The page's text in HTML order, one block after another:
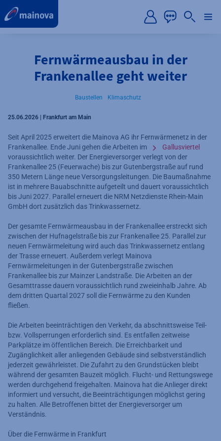
Fernwärmeausbau in der
Frankenallee geht weiter
Baustellen Klimaschutz
25.06.2026 | Frankfurt am Main
Seit April 2025 erweitert die Mainova AG ihr Fernwärmenetz in der
Frankenallee. Ende Juni gehen die Arbeiten im
Gallusviertel
voraussichtlich weiter. Der Energieversorger verlegt von der
Frankenallee 25 (Feuerwache) bis zur Gutenbergstraße auf rund
350 Metern Länge neue Versorgungsleitungen. Die Baumaßnahme
ist in mehrere Bauabschnitte aufgeteilt und dauert voraussichtlich
bis Juni 2027. Parallel erneuert die NRM Netzdienste Rhein-Main
GmbH dort zusätzlich das Trinkwassernetz.
Der gesamte Fernwärmeausbau in der Frankenallee erstreckt sich
zwischen der Hufnagelstraße bis zur Frankenallee 25. Parallel zur
neuen Fernwärmeleitung wird auch das Trinkwassernetz entlang
der Trasse erneuert. Außerdem verlegt Mainova
Fernwärmeleitungen in der Gutenbergstraße zwischen
Frankenallee bis zur Mainzer Landstraße. Die Arbeiten an der
Gesamttrasse dauern voraussichtlich rund zweieinhalb Jahre. Ab
dem dritten Quartal 2027 soll die Fernwärme zu den Kunden
fließen.
Die Arbeiten beeinträchtigen den Verkehr, da abschnittsweise Teil-
bzw. Vollsperrungen erforderlich sind. Es entfallen zeitweise
Parkplätze im öffentlichen Bereich. Die Erreichbarkeit und
Zugänglichkeit aller anliegenden Gebäude sind selbstverständlich
jederzeit gewährleistet. Die Zufahrt zu den Grundstücken bleibt
während der gesamten Bauzeit möglich. Flucht- und Rettungswege
werden durchgehend freigehalten. Mainova hat die Anlieger direkt
informiert und versucht, die Beeinträchtigungen möglichst gering
zu halten. Alle Betroffenen bittet der Energieversorger um
Verständnis.
Über die Fernwärme in Frankfurt